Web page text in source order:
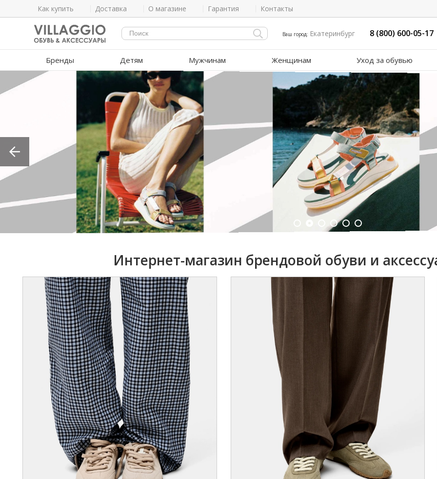
Как купить Доставка О магазине Гарантия Контакты
Ваш город: Екатеринбург 8 (800) 600-05-17
Бренды Детям Мужчинам Женщинам Уход за обувью
Интернет-магазин брендовой обуви и